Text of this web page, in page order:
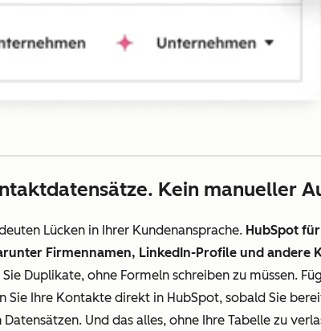
Kein manueller
Lücken in Ihrer Kundenansprache. HubSpot
Firmennamen, LinkedIn-Profile und andere
Duplikate, ohne Formeln schreiben zu müssen.
Sie Ihre Kontakte direkt in HubSpot, sobald Sie
Und das alles, ohne Ihre Tabelle zu